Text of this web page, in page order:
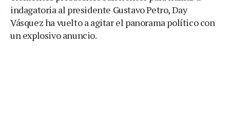
indagatoria al presidente Gustavo Petro, Day
Vásquez ha vuelto a agitar el panorama político con
un explosivo anuncio.